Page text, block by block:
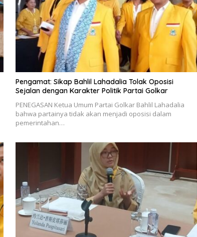
Pengamat: Sikap Bahlil Lahadalia Tolak Oposisi
Sejalan dengan Karakter Politik Partai Golkar
PENEGASAN Ketua Umum Partai Golkar Bahlil Lahadalia
bahwa partainya tidak akan menjadi oposisi dalam
pemerintahan…